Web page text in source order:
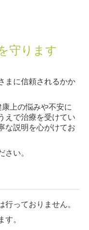
守ります
まに信頼されるかか
上の悩みや不安に
えで治療を受けてい
な説明を心がけてお
さい。
行っておりません。
す。